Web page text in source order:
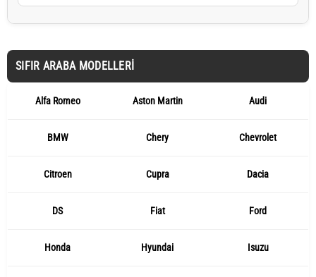
SIFIR ARABA MODELLERI
Alfa Romeo Aston Martin Audi
BMW Chery Chevrolet
Citroen Cupra Dacia
DS Fiat Ford
Honda Hyundai Isuzu